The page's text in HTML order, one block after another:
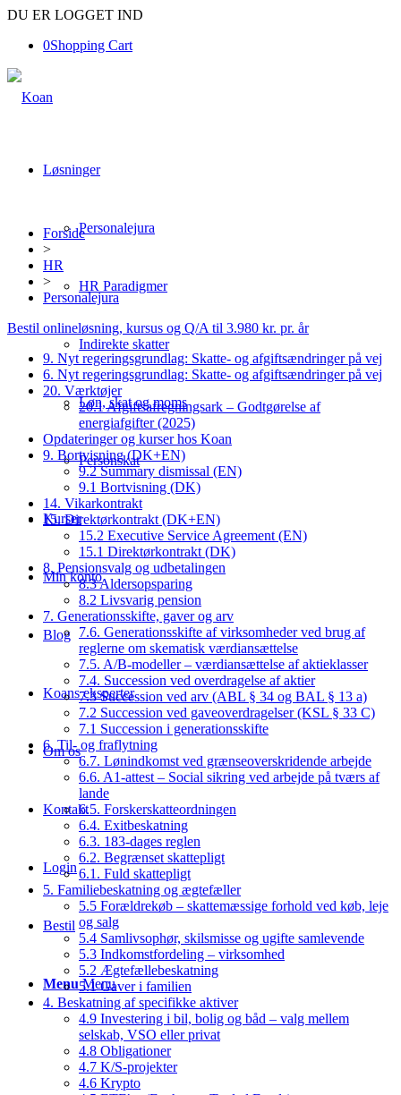
DU ER LOGGET IND
0Shopping Cart
Løsninger
Personalejura
HR Paradigmer
Indirekte skatter
Løn, skat og moms
Personskat
Kurser
Min konto
Blog
Koans eksperter
Om os
Kontakt
Login
Bestil
Menu Menu
Forside
>
HR
>
Personalejura
Bestil onlineløsning, kursus og Q/A til 3.980 kr. pr. år
9. Nyt regeringsgrundlag: Skatte- og afgiftsændringer på vej
6. Nyt regeringsgrundlag: Skatte- og afgiftsændringer på vej
20. Værktøjer
20.1 Afgiftsafregningsark – Godtgørelse af
energiafgifter (2025)
Opdateringer og kurser hos Koan
9. Bortvisning (DK+EN)
9.2 Summary dismissal (EN)
9.1 Bortvisning (DK)
14. Vikarkontrakt
15. Direktørkontrakt (DK+EN)
15.2 Executive Service Agreement (EN)
15.1 Direktørkontrakt (DK)
8. Pensionsvalg og udbetalingen
8.3 Aldersopsparing
8.2 Livsvarig pension
7. Generationsskifte, gaver og arv
7.6. Generationsskifte af virksomheder ved brug af
reglerne om skematisk værdiansættelse
7.5. A/B-modeller – værdiansættelse af aktieklasser
7.4. Succession ved overdragelse af aktier
7.3 Succession ved arv (ABL § 34 og BAL § 13 a)
7.2 Succession ved gaveoverdragelser (KSL § 33 C)
7.1 Succession i generationsskifte
6. Til- og fraflytning
6.7. Lønindkomst ved grænseoverskridende arbejde
6.6. A1-attest – Social sikring ved arbejde på tværs af
lande
6.5. Forskerskatteordningen
6.4. Exitbeskatning
6.3. 183-dages reglen
6.2. Begrænset skattepligt
6.1. Fuld skattepligt
5. Familiebeskatning og ægtefæller
5.5 Forældrekøb – skattemæssige forhold ved køb, leje
og salg
5.4 Samlivsophør, skilsmisse og ugifte samlevende
5.3 Indkomstfordeling – virksomhed
5.2 Ægtefællebeskatning
5.1 Gaver i familien
4. Beskatning af specifikke aktiver
4.9 Investering i bil, bolig og båd – valg mellem
selskab, VSO eller privat
4.8 Obligationer
4.7 K/S-projekter
4.6 Krypto